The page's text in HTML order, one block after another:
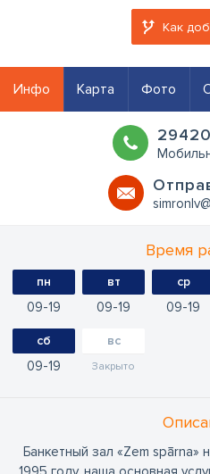
Как
Инфо Карта Фото
Время
пн
09 19
вт
09 19
ср
09 19
сб
09 19
вс
Закрыто
Банкетный зал «Zem spārna»